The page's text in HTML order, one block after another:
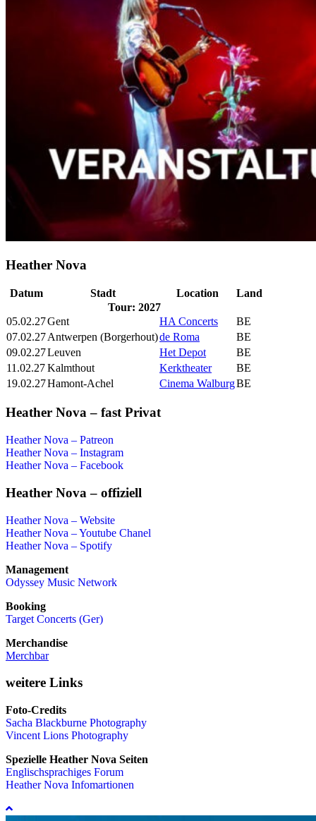
Heather Nova
Datum Stadt Location
Land
Tour: 2027
05.02.27Gent HA Concerts
BE
07.02.27Antwerpen (Borgerhout)de Roma
BE
09.02.27Leuven Het Depot
BE
11.02.27Kalmthout Kerktheater
BE
19.02.27Hamont-Achel Cinema WalburgBE
Heather Nova – fast Privat
Heather Nova – Patreon
Heather Nova – Instagram
Heather Nova – Facebook
Heather Nova – offiziell
Heather Nova – Website
Heather Nova – Youtube Chanel
Heather Nova – Spotify
Management
Odyssey Music Network
Booking
Target Concerts (Ger)
Merchandise
Merchbar
weitere Links
Foto-Credits
Sacha Blackburne Photography
Vincent Lions Photography
Spezielle Heather Nova Seiten
Englischsprachiges Forum
Heather Nova Infomartionen